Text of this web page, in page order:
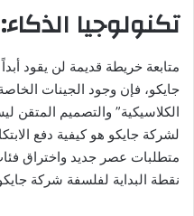
تكنولوجيا
متابعة خريطة قديمة لن يقود
جايكو، فإن وجود الجينات
الكلاسيكية” والتصميم المتقن
لشركة جايكو هو كيفية دفع
متطلبات عصر جديد واختراق
نقطة البداية لفلسفة شركة